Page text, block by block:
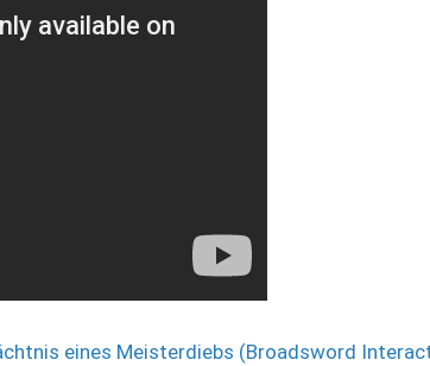
eines Meisterdiebs (Broadsword